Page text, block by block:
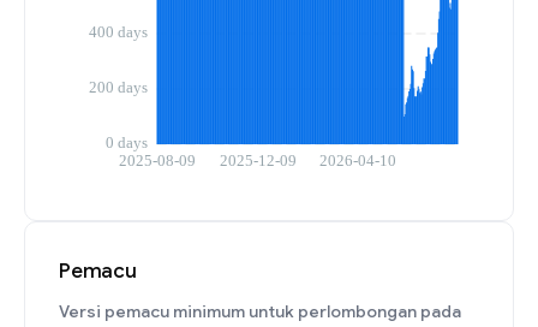
Pemacu
Versi pemacu minimum untuk perlombongan pada